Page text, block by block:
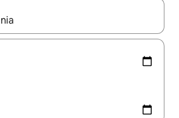
beschikbaar zijn, maak je een keuze